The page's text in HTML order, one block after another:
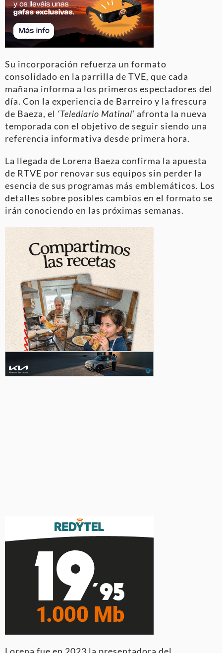
Su incorporación refuerza un formato
consolidado en la parrilla de TVE, que cada
mañana informa a los primeros espectadores del
día. Con la experiencia de Barreiro y la frescura
de Baeza, el ‘Telediario Matinal’ afronta la nueva
temporada con el objetivo de seguir siendo una
referencia informativa desde primera hora.
La llegada de Lorena Baeza confirma la apuesta
de RTVE por renovar sus equipos sin perder la
esencia de sus programas más emblemáticos. Los
detalles sobre posibles cambios en el formato se
irán conociendo en las próximas semanas.